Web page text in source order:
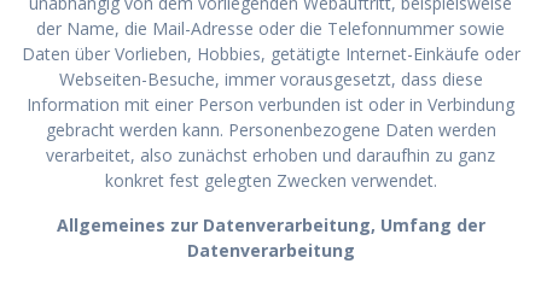
der Name, die Mail-Adresse oder die Telefonnummer sowie
Daten über Vorlieben, Hobbies, getätigte Internet-Einkäufe oder
Webseiten-Besuche, immer vorausgesetzt, dass diese
Information mit einer Person verbunden ist oder in Verbindung
gebracht werden kann. Personenbezogene Daten werden
verarbeitet, also zunächst erhoben und daraufhin zu ganz
konkret fest gelegten Zwecken verwendet.
Allgemeines zur Datenverarbeitung, Umfang der
Datenverarbeitung